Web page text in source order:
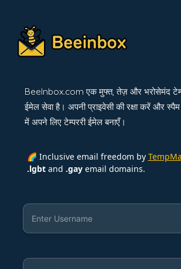
BeeInbox.com एक मुफ्त, तेज़ और भरोसेमंद
ईमेल सेवा है। अपनी प्राइवेसी की रक्षा करें और
में अपने लिए टेम्पररी ईमेल बनाएँ।
🌈 Inclusive email freedom by
.lgbtand .gayemail domains.